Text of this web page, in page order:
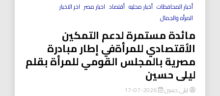
أخبار المحافظات أخبار محليه أقتصاد اخبار مصر اخر الاخبار
المرأه والجمال
مائدة مستمرة لدعم التمكين
الأقتصادي للمرأةفي إطار مبادرة
مصرية بالمجلس القومي للمرأة بقلم
ليلى حسين
ليلى حسين 2026-07-17